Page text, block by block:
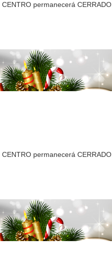
permanecerá CERRADO
permanecerá CERRADO